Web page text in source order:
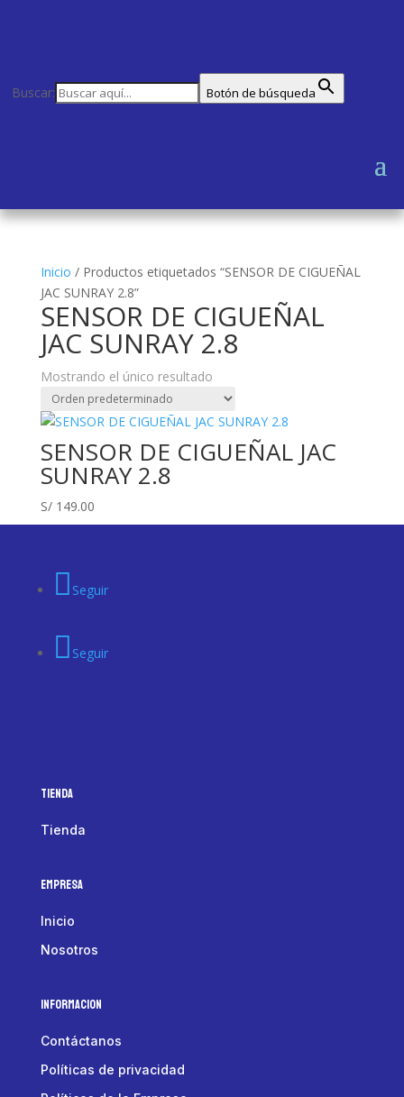
Buscar: Botón de búsqueda
Inicio / Productos etiquetados “SENSOR DE CIGUEÑAL
JAC SUNRAY 2.8”
SENSOR DE CIGUEÑAL
JAC SUNRAY 2.8
Mostrando el único resultado
SENSOR DE CIGUEÑAL JAC
SUNRAY 2.8
S/149.00
Seguir
Seguir
Tienda
Tienda
Empresa
Inicio
Nosotros
Informacion
Contáctanos
Políticas de privacidad